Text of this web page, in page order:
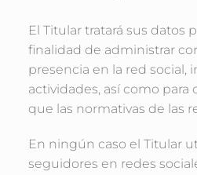
El Titular tratará sus datos
finalidad de administrar
presencia en la red social,
actividades, así como para
que las normativas de las
En ningún caso el Titular
seguidores en redes